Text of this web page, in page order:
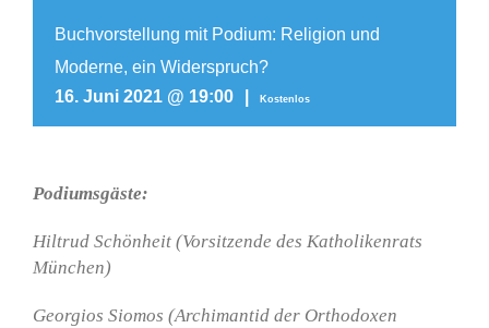
Buchvorstellung mit Podium: Religion und
Moderne, ein Widerspruch?
16. Juni 2021 @ 19:00
Kostenlos
Podiumsgäste:
Hiltrud Schönheit (Vorsitzende des Katholikenrats
München)
Georgios Siomos (Archimantid der Orthodoxen